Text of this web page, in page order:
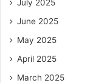
July 2025
June 2025
May 2025
April 2025
March 2025